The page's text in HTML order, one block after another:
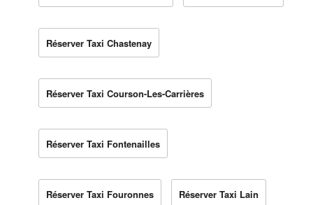
Réserver Taxi Chastenay
Réserver Taxi Courson-Les-Carrières
Réserver Taxi Fontenailles
Réserver Taxi Fouronnes Réserver Taxi Lain